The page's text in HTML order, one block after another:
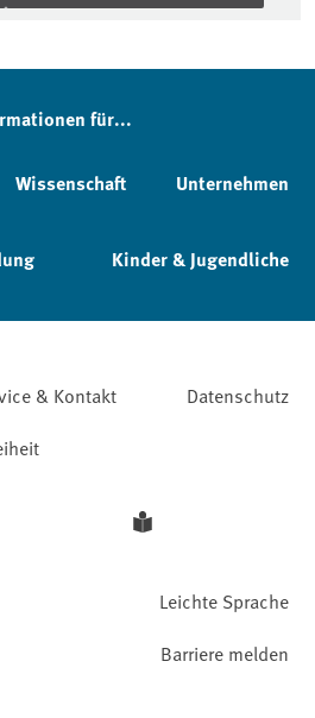
für...
Wissenschaft Unternehmen
Kinder & Jugendliche
& Kontakt
Datenschutz
Leichte Sprache
Barriere melden